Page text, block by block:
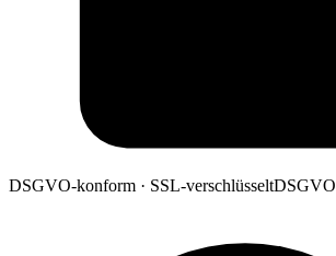
DSGVO-konform · SSL-verschlüsseltDSGVO